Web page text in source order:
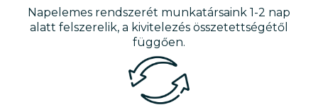
Napelemes rendszerét munkatársaink 1-2 nap
alatt felszerelik, a kivitelezés összetettségétől
függően.